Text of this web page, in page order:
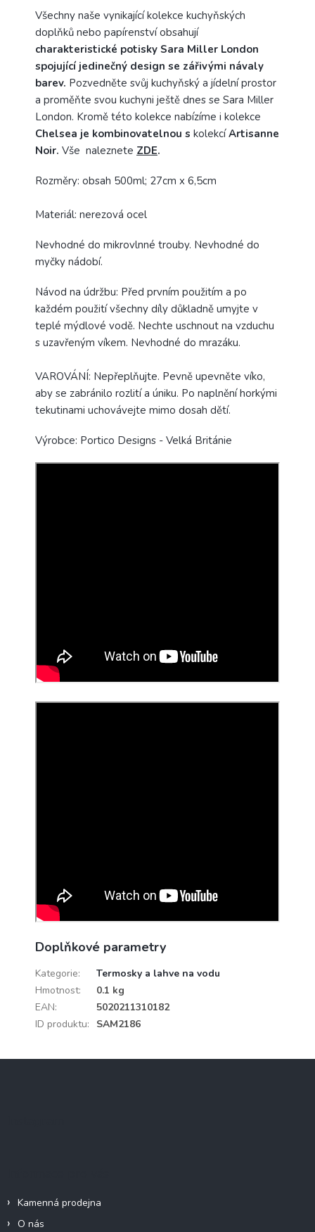
Všechny naše vynikající kolekce kuchyňských
doplňků nebo papírenství obsahují
charakteristické potisky Sara Miller London
spojující jedinečný design se zářivými návaly
barev. Pozvedněte svůj kuchyňský a jídelní prostor
a proměňte svou kuchyni ještě dnes se Sara Miller
London. Kromě této kolekce nabízíme i kolekce
Chelsea je kombinovatelnou s kolekcíArtisanne
Noir. Vše naleznete ZDE.
Rozměry: obsah 500ml; 27cm x 6,5cm
Materiál: nerezová ocel
Nevhodné do mikrovlnné trouby. Nevhodné do
myčky nádobí.
Návod na údržbu: Před prvním použitím a po
každém použití všechny díly důkladně umyjte v
teplé mýdlové vodě. Nechte uschnout na vzduchu
s uzavřeným víkem. Nevhodné do mrazáku.
VAROVÁNÍ: Nepřeplňujte. Pevně ​​upevněte víko,
aby se zabránilo rozlití a úniku. Po naplnění horkými
tekutinami uchovávejte mimo dosah dětí.
Výrobce: Portico Designs - Velká Británie
Doplňkové parametry
Kategorie:
Termosky a lahve na vodu
Hmotnost:
0.1 kg
EAN:
5020211310182
ID produktu: SAM2186
Kamenná prodejna
O nás